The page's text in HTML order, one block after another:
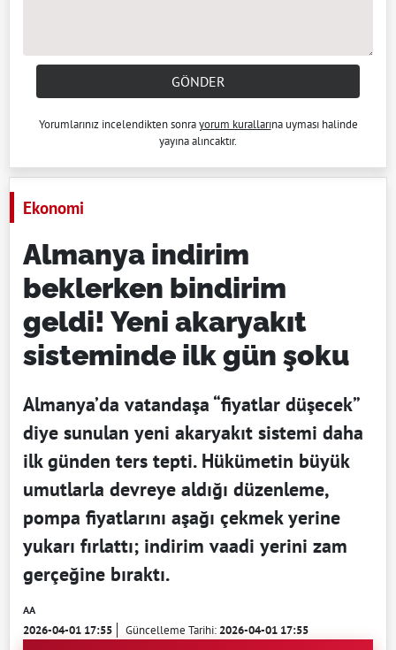
GÖNDER
Yorumlarınız incelendikten sonrayorum kurallarına uyması halinde
yayına alıncaktır.
Ekonomi
Almanya indirim
beklerken bindirim
geldi! Yeni akaryakıt
sisteminde ilk gün şoku
Almanya’da vatandaşa “fiyatlar düşecek”
diye sunulan yeni akaryakıt sistemi daha
ilk günden ters tepti. Hükümetin büyük
umutlarla devreye aldığı düzenleme,
pompa fiyatlarını aşağı çekmek yerine
yukarı fırlattı; indirim vaadi yerini zam
gerçeğine bıraktı.
AA
2026-04-01 17:55 Güncelleme Tarihi:2026-04-01 17:55